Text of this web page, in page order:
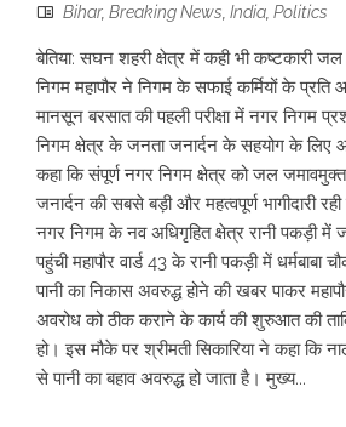
Bihar, Breaking News India Politics
बेतिया: सघन शहरी क्षेत्र में कही भी कष्टकारी
निगम महापौर ने निगम के सफाई कर्मियों के प्रति
मानसून बरसात की पहली परीक्षा में नगर निगम
निगम क्षेत्र के जनता जनार्दन के सहयोग के लिए
कहा कि संपूर्ण नगर निगम क्षेत्र को जल
जनार्दन की सबसे बड़ी और महत्वपूर्ण भागीदारी
नगर निगम के नव अधिगृहित क्षेत्र रानी पकड़ी
पहुंची महापौर वार्ड 43 के रानी पकड़ी में
पानी का निकास अवरुद्ध होने की खबर पाकर
अवरोध को ठीक कराने के कार्य की शुरुआत की
हो। इस मौके पर श्रीमती सिकारिया ने कहा कि
से पानी का बहाव अवरुद्ध हो जाता है। मुख्य...